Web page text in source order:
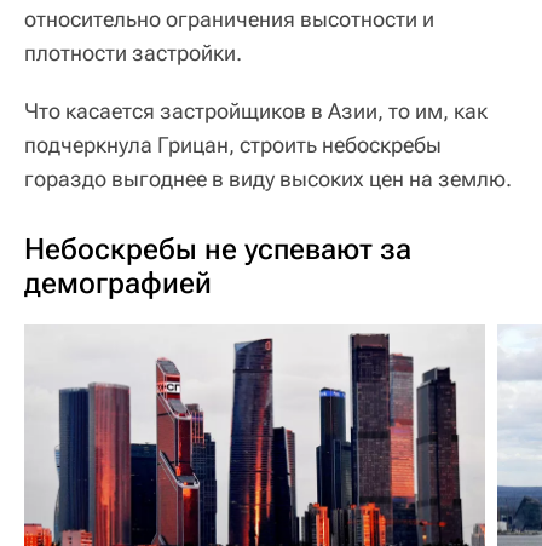
относительно ограничения высотности и
плотности застройки.
Что касается застройщиков в Азии, то им, как
подчеркнула Грицан, строить небоскребы
гораздо выгоднее в виду высоких цен на землю.
Небоскребы не успевают за
демографией